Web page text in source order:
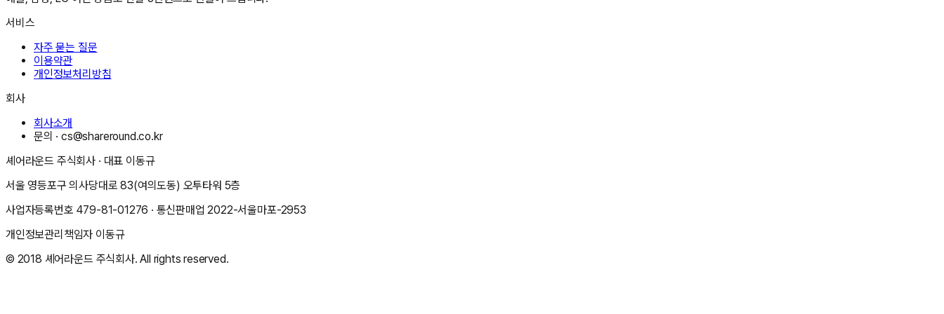
서비스
자주 묻는 질문
이용약관
개인정보처리방침
회사
회사소개
문의 ·cs@shareround.co.kr
셰어라운드 주식회사 · 대표 이동규
서울 영등포구 의사당대로 83(여의도동) 오투타워 5층
사업자등록번호 479-81-01276 · 통신판매업2022-서울마포-2953
개인정보관리책임자 이동규
© 2018 셰어라운드 주식회사. All rights reserved.